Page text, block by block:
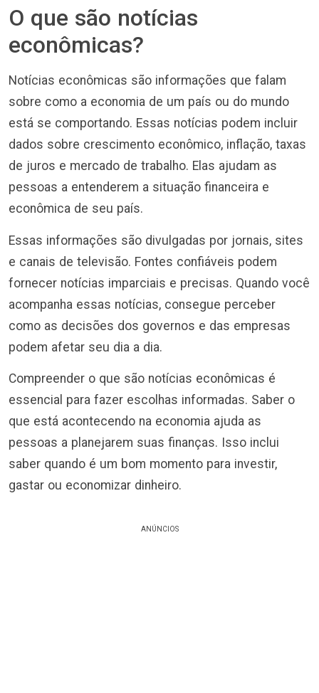
O que são notícias
econômicas?
Notícias econômicas são informações que falam
sobre como a economia de um país ou do mundo
está se comportando. Essas notícias podem incluir
dados sobre crescimento econômico, inflação, taxas
de juros e mercado de trabalho. Elas ajudam as
pessoas a entenderem a situação financeira e
econômica de seu país.
Essas informações são divulgadas por jornais, sites
e canais de televisão. Fontes confiáveis podem
fornecer notícias imparciais e precisas. Quando você
acompanha essas notícias, consegue perceber
como as decisões dos governos e das empresas
podem afetar seu dia a dia.
Compreender o que são notícias econômicas é
essencial para fazer escolhas informadas. Saber o
que está acontecendo na economia ajuda as
pessoas a planejarem suas finanças. Isso inclui
saber quando é um bom momento para investir,
gastar ou economizar dinheiro.
ANÚNCIOS